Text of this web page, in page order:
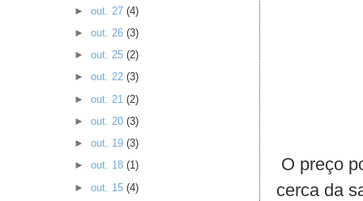
O preço
cerca da
► out. 27 (4)
► out. 26 (3)
► out. 25 (2)
► out. 22 (3)
► out. 21 (2)
► out. 20 (3)
► out. 19 (3)
► out. 18 (1)
► out. 15 (4)